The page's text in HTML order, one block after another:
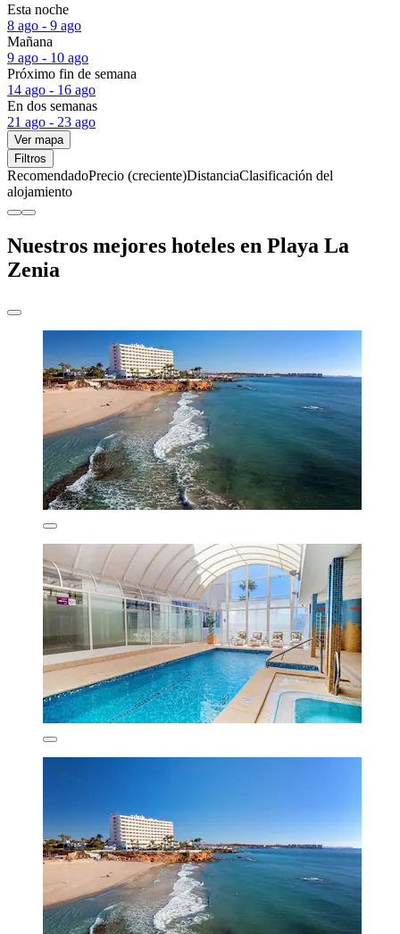
Esta noche
8 ago - 9 ago
Mañana
9 ago - 10 ago
Próximo fin de semana
14 ago - 16 ago
En dos semanas
21 ago - 23 ago
Ver mapa
Filtros
RecomendadoPrecio (creciente)DistanciaClasificación del
alojamiento
Nuestros mejores hoteles en Playa La
Zenia